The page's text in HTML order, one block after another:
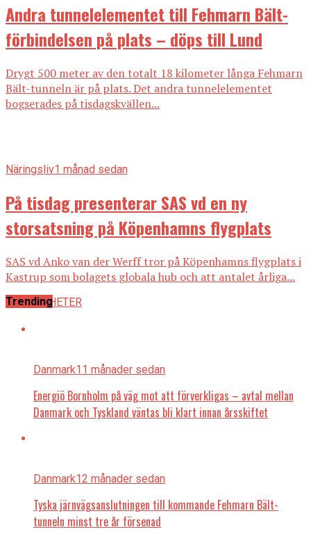
Andra tunnelelementet till Fehmarn Bält-
förbindelsen på plats – döps till Lund
Drygt 500 meter av den totalt 18 kilometer långa Fehmarn
Bält-tunneln är på plats. Det andra tunnelelementet
bogserades på tisdagskvällen...
Näringsliv1 månad sedan
På tisdag presenterar SAS vd en ny
storsatsning på Köpenhamns flygplats
SAS vd Anko van der Werff tror på Köpenhamns flygplats i
Kastrup som bolagets globala hub och att antalet årliga...
ALLA NYHETER
Trending
Danmark11 månader sedan
Energiö Bornholm på väg mot att förverkligas – avtal mellan
Danmark och Tyskland väntas bli klart innan årsskiftet
Danmark12 månader sedan
Tyska järnvägsanslutningen till kommande Fehmarn Bält-
tunneln minst tre år försenad